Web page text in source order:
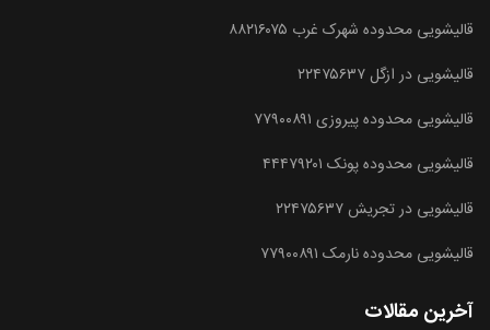
قالیشویی محدوده شهرک غرب ۸۸۲۱۶۰۷۵
قالیشویی در ازگل ۲۲۴۷۵۶۳۷
قالیشویی محدوده پیروزی ۷۷۹۰۰۸۹۱
قالیشویی محدوده پونک ۴۴۴۷۹۲۰۱
قالیشویی در تجریش ۲۲۴۷۵۶۳۷
قالیشویی محدوده نارمک ۷۷۹۰۰۸۹۱
آخرین مقالات